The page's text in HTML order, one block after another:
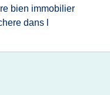
bien immobilier
dans l